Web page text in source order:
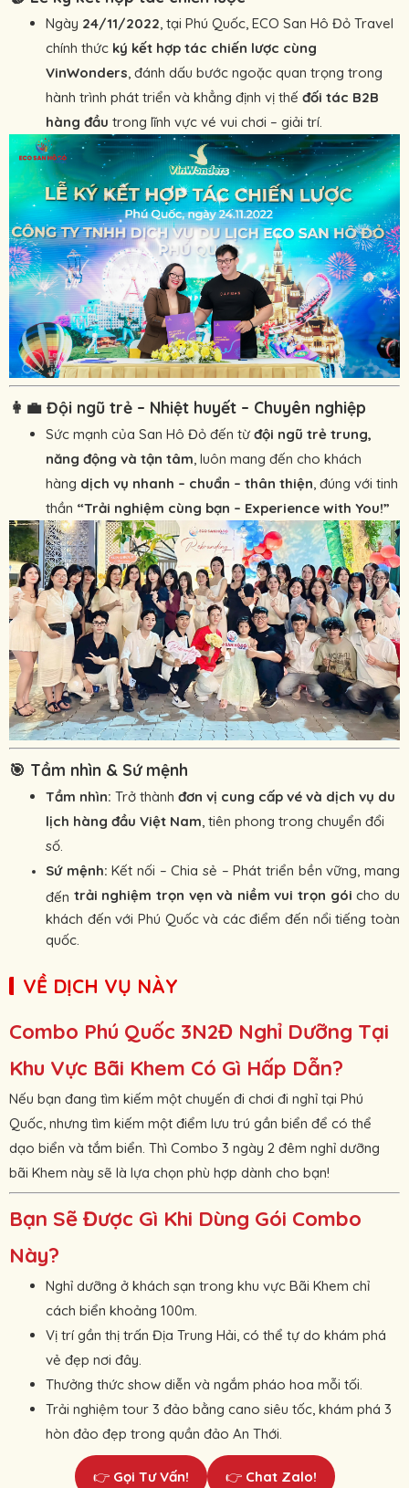
Ngày 24/11/2022, tại Phú Quốc, ECO San Hô Đỏ Travel
chính thức ký kết hợp tác chiến lược cùng
VinWonders, đánh dấu bước ngoặc quan trọng trong
hành trình phát triển và khẳng định vị thế đối tác B2B
hàng đầu trong lĩnh vực vé vui chơi – giải trí.
👩‍💼 Đội ngũ trẻ – Nhiệt huyết – Chuyên nghiệp
Sức mạnh của San Hô Đỏ đến từđội ngũ trẻ trung,
năng động và tận tâm, luôn mang đến cho khách
hàng dịch vụ nhanh – chuẩn – thân thiện, đúng với tinh
thần “Trải nghiệm cùng bạn – Experience with You!”
🎯 Tầm nhìn & Sứ mệnh
Tầm nhìn: Trở thành đơn vị cung cấp vé và dịch vụ du
lịch hàng đầu Việt Nam, tiên phong trong chuyển đổi
số.
Sứ mệnh: Kết nối – Chia sẻ – Phát triển bền vững, mang
đến trải nghiệm trọn vẹn và niềm vui trọn gói cho du
khách đến với Phú Quốc và các điểm đến nổi tiếng toàn
quốc.
VỀ DỊCH VỤ NÀY
Combo Phú Quốc 3N2Đ Nghỉ Dưỡng Tại
Khu Vực Bãi Khem Có Gì Hấp Dẫn?
Nếu bạn đang tìm kiếm một chuyến đi chơi đi nghỉ tại Phú
Quốc, nhưng tìm kiếm một điểm lưu trú gần biển để có thể
dạo biển và tắm biển. Thì Combo 3 ngày 2 đêm nghỉ dưỡng
bãi Khem này sẽ là lựa chọn phù hợp dành cho bạn!
Bạn Sẽ Được Gì Khi Dùng Gói Combo
Này?
Nghỉ dưỡng ở khách sạn trong khu vực Bãi Khem chỉ
cách biển khoảng 100m.
Vị trí gần thị trấn Địa Trung Hải, có thể tự do khám phá
vẻ đẹp nơi đây.
Thưởng thức show diễn và ngắm pháo hoa mỗi tối.
Trải nghiệm tour 3 đảo bằng cano siêu tốc, khám phá 3
hòn đảo đẹp trong quần đảo An Thới.
👉 Gọi Tư Vấn! 👉 Chat Zalo!